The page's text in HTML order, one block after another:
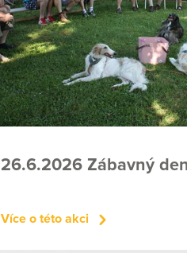
26.6.2026 Zábavný den
Více o této akci